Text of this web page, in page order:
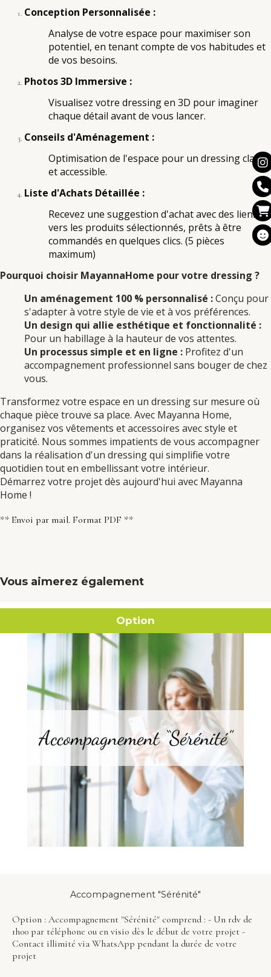
Conception Personnalisée :
Analyse de votre espace pour maximiser son
potentiel, en tenant compte de vos habitudes et
de vos besoins.
Photos 3D Immersive :
Visualisez votre dressing en 3D pour imaginer
chaque détail avant de vous lancer.
Conseils d'Aménagement :
Optimisation de l'espace pour un dressing clair
et accessible.
Liste d'Achats Détaillée :
Recevez une suggestion d'achat avec des liens
vers les produits sélectionnés, prêts à être
commandés en quelques clics. (5 pièces
maximum)
Pourquoi choisir MayannaHome pour votre dressing ?
Un aménagement 100 % personnalisé :Conçu pour
s'adapter à votre style de vie et à vos préférences.
Un design qui allie esthétique et fonctionnalité :
Pour un habillage à la hauteur de vos attentes.
Un processus simple et en ligne : Profitez d'un
accompagnement professionnel sans bouger de chez
vous.
Transformez votre espace en un dressing sur mesure où
chaque pièce trouve sa place. Avec Mayanna Home,
organisez vos vêtements et accessoires avec style et
praticité. Nous sommes impatients de vous accompagner
dans la réalisation d'un dressing qui simplifie votre
quotidien tout en embellissant votre intérieur.
Démarrez votre projet dès aujourd'hui avec Mayanna
Home !
** Envoi par mail. Format PDF **
Vous aimerez également
Accompagnement "Sérénité"
Option : Accompagnement "Sérénité" comprend : - Un rdv de
1h00 par téléphone ou en visio dès le début de votre projet -
Contact illimité via WhatsApp pendant la durée de votre
projet
Option